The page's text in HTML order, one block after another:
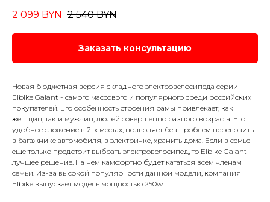
2 099 BYN 2 540 BYN
Заказать консультацию
Новая бюджетная версия складного электровелосипеда серии
Elbike Galant - самого массового и популярного среди российских
покупателей. Его особенность строения рамы привлекает, как
женщин, так и мужчин, людей совершенно разного возраста. Его
удобное сложение в 2-х местах, позволяет без проблем перевозить
в багажнике автомобиля, в электричке, хранить дома. Если в семье
еще только предстоит выбрать электровелосипед, то Elbike Galant -
лучшее решение. На нем камфортно будет кататься всем членам
семьи. Из-за высокой популярности данной модели, компания
Elbike выпускает модель мощностью 250w